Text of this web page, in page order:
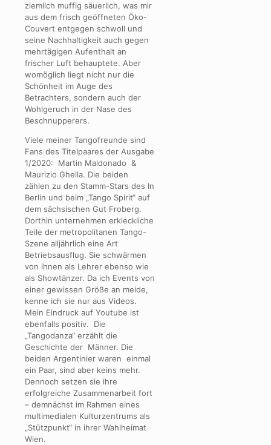
ziemlich muffig säuerlich, was mir
aus dem frisch geöffneten Öko-
Couvert entgegen schwoll und
seine Nachhaltigkeit auch gegen
mehrtägigen Aufenthalt an
frischer Luft behauptete. Aber
womöglich liegt nicht nur die
Schönheit im Auge des
Betrachters, sondern auch der
Wohlgeruch in der Nase des
Beschnupperers.
Viele meiner Tangofreunde sind
Fans des Titelpaares der Ausgabe
1/2020: Martin Maldonado &
Maurizio Ghella. Die beiden
zählen zu den Stamm-Stars des In
Berlin und beim „Tango Spirit“ auf
dem sächsischen Gut Froberg.
Dorthin unternehmen erkleckliche
Teile der metropolitanen Tango-
Szene alljährlich eine Art
Betriebsausflug. Sie schwärmen
von ihnen als Lehrer ebenso wie
als Showtänzer. Da ich Events von
einer gewissen Größe an meide,
kenne ich sie nur aus Videos.
Mein Eindruck auf Youtube ist
ebenfalls positiv. Die
„Tangodanza“ erzählt die
Geschichte der Männer. Die
beiden Argentinier waren einmal
ein Paar, sind aber keins mehr.
Dennoch setzen sie ihre
erfolgreiche Zusammenarbeit fort
– demnächst im Rahmen eines
multimedialen Kulturzentrums als
„Stützpunkt“ in ihrer Wahlheimat
Wien.